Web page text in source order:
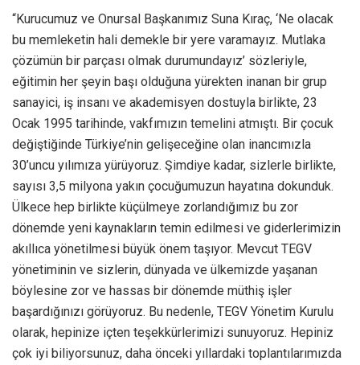
“Kurucumuz ve Onursal Başkanımız Suna Kıraç, ‘Ne olacak
bu memleketin hali demekle bir yere varamayız. Mutlaka
çözümün bir parçası olmak durumundayız’ sözleriyle,
eğitimin her şeyin başı olduğuna yürekten inanan bir grup
sanayici, iş insanı ve akademisyen dostuyla birlikte, 23
Ocak 1995 tarihinde, vakfımızın temelini atmıştı. Bir çocuk
değiştiğinde Türkiye’nin gelişeceğine olan inancımızla
30’uncu yılımıza yürüyoruz. Şimdiye kadar, sizlerle birlikte,
sayısı 3,5 milyona yakın çocuğumuzun hayatına dokunduk.
Ülkece hep birlikte küçülmeye zorlandığımız bu zor
dönemde yeni kaynakların temin edilmesi ve giderlerimizin
akıllıca yönetilmesi büyük önem taşıyor. Mevcut TEGV
yönetiminin ve sizlerin, dünyada ve ülkemizde yaşanan
böylesine zor ve hassas bir dönemde müthiş işler
başardığınızı görüyoruz. Bu nedenle, TEGV Yönetim Kurulu
olarak, hepinize içten teşekkürlerimizi sunuyoruz. Hepiniz
çok iyi biliyorsunuz, daha önceki yıllardaki toplantılarımızda